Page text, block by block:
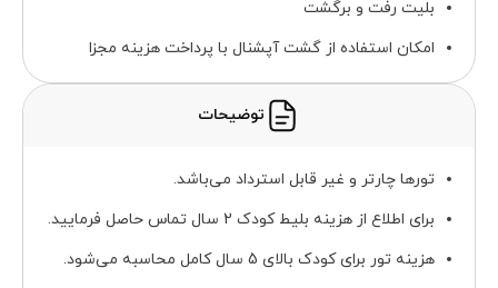
بلیت رفت و برگشت
امکان استفاده از گشت آپشنال با پرداخت هزینه مجزا
توضیحات
تورها چارتر و غیر قابل استرداد می‌باشد.
برای اطلاع از هزینه بلیط کودک 2 سال تماس حاصل فرمایید.
هزینه تور برای کودک بالای 5 سال کامل محاسبه می‌شود.